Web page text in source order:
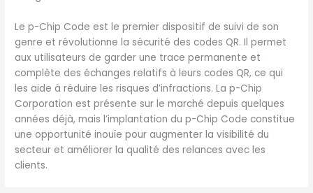
Le p-Chip Code est le premier dispositif de suivi de son
genre et révolutionne la sécurité des codes QR. Il permet
aux utilisateurs de garder une trace permanente et
complète des échanges relatifs à leurs codes QR, ce qui
les aide à réduire les risques d’infractions. La p-Chip
Corporation est présente sur le marché depuis quelques
années déjà, mais l’implantation du p-Chip Code constitue
une opportunité inouïe pour augmenter la visibilité du
secteur et améliorer la qualité des relances avec les
clients.